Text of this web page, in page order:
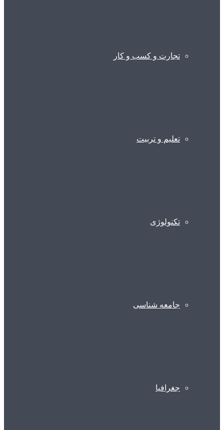
تجارت و کسب و کار
تعلیم و تربیت
تکنولوژی
جامعه شناسی
جغرافیا